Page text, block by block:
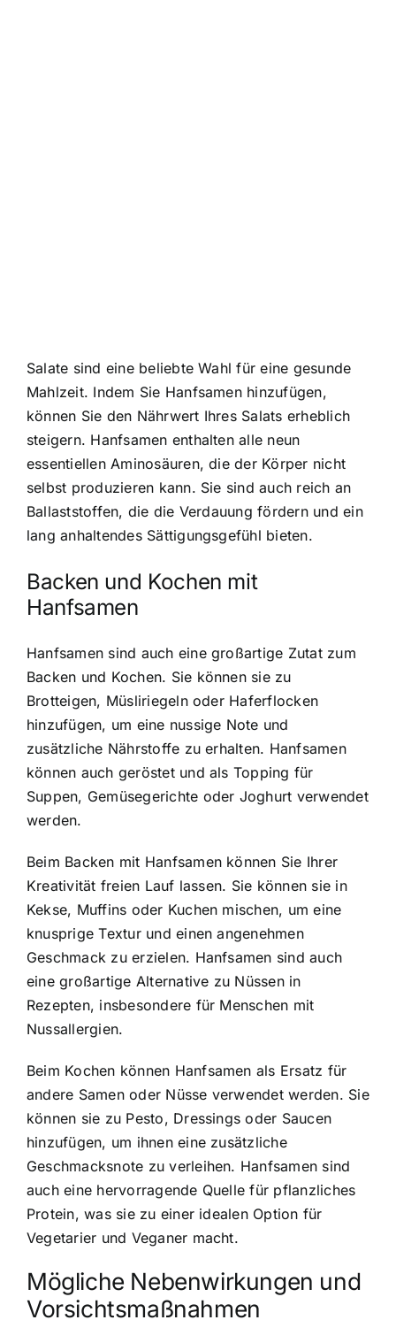
Salate sind eine beliebte Wahl für eine gesunde
Mahlzeit. Indem Sie Hanfsamen hinzufügen,
können Sie den Nährwert Ihres Salats erheblich
steigern. Hanfsamen enthalten alle neun
essentiellen Aminosäuren, die der Körper nicht
selbst produzieren kann. Sie sind auch reich an
Ballaststoffen, die die Verdauung fördern und ein
lang anhaltendes Sättigungsgefühl bieten.
Backen und Kochen mit
Hanfsamen
Hanfsamen sind auch eine großartige Zutat zum
Backen und Kochen. Sie können sie zu
Brotteigen, Müsliriegeln oder Haferflocken
hinzufügen, um eine nussige Note und
zusätzliche Nährstoffe zu erhalten. Hanfsamen
können auch geröstet und als Topping für
Suppen, Gemüsegerichte oder Joghurt verwendet
werden.
Beim Backen mit Hanfsamen können Sie Ihrer
Kreativität freien Lauf lassen. Sie können sie in
Kekse, Muffins oder Kuchen mischen, um eine
knusprige Textur und einen angenehmen
Geschmack zu erzielen. Hanfsamen sind auch
eine großartige Alternative zu Nüssen in
Rezepten, insbesondere für Menschen mit
Nussallergien.
Beim Kochen können Hanfsamen als Ersatz für
andere Samen oder Nüsse verwendet werden. Sie
können sie zu Pesto, Dressings oder Saucen
hinzufügen, um ihnen eine zusätzliche
Geschmacksnote zu verleihen. Hanfsamen sind
auch eine hervorragende Quelle für pflanzliches
Protein, was sie zu einer idealen Option für
Vegetarier und Veganer macht.
Mögliche Nebenwirkungen und
Vorsichtsmaßnahmen